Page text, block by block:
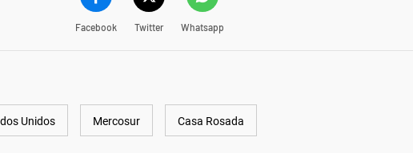
Facebook Twitter Whatsapp
Unidos Mercosur Casa Rosada